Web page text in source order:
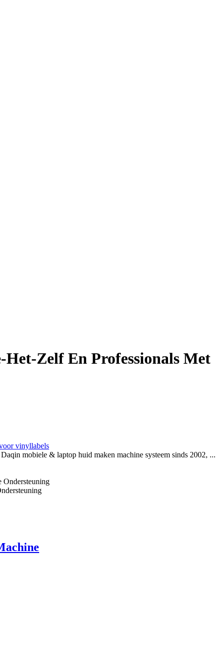
Zelf En Professionals Met
vinyllabels
mobiele & laptop huid maken machine systeem sinds 2002, ...